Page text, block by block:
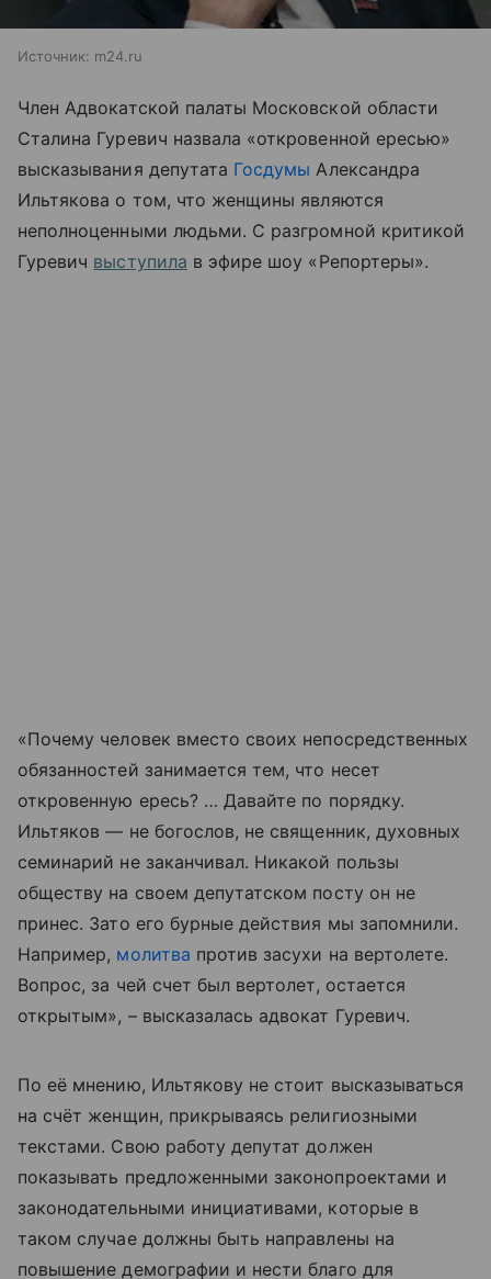
Источник: m24.ru
Член Адвокатской палаты Московской области
Сталина Гуревич назвала «откровенной ересью»
высказывания депутата Госдумы Александра
Ильтякова о том, что женщины являются
неполноценными людьми. С разгромной критикой
Гуревич выступила в эфире шоу «Репортеры».
«Почему человек вместо своих непосредственных
обязанностей занимается тем, что несет
откровенную ересь? … Давайте по порядку.
Ильтяков — не богослов, не священник, духовных
семинарий не заканчивал. Никакой пользы
обществу на своем депутатском посту он не
принес. Зато его бурные действия мы запомнили.
Например, молитва против засухи на вертолете.
Вопрос, за чей счет был вертолет, остается
открытым», – высказалась адвокат Гуревич.
По её мнению, Ильтякову не стоит высказываться
на счёт женщин, прикрываясь религиозными
текстами. Свою работу депутат должен
показывать предложенными законопроектами и
законодательными инициативами, которые в
таком случае должны быть направлены на
повышение демографии и нести благо для